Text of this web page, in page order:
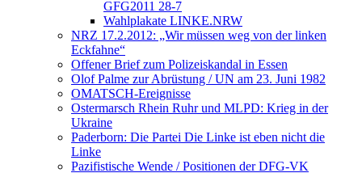
GFG2011 28-7
Wahlplakate LINKE.NRW
NRZ 17.2.2012: „Wir müssen weg von der linken
Eckfahne“
Offener Brief zum Polizeiskandal in Essen
Olof Palme zur Abrüstung / UN am 23. Juni 1982
OMATSCH-Ereignisse
Ostermarsch Rhein Ruhr und MLPD: Krieg in der
Ukraine
Paderborn: Die Partei Die Linke ist eben nicht die
Linke
Pazifistische Wende / Positionen der DFG-VK